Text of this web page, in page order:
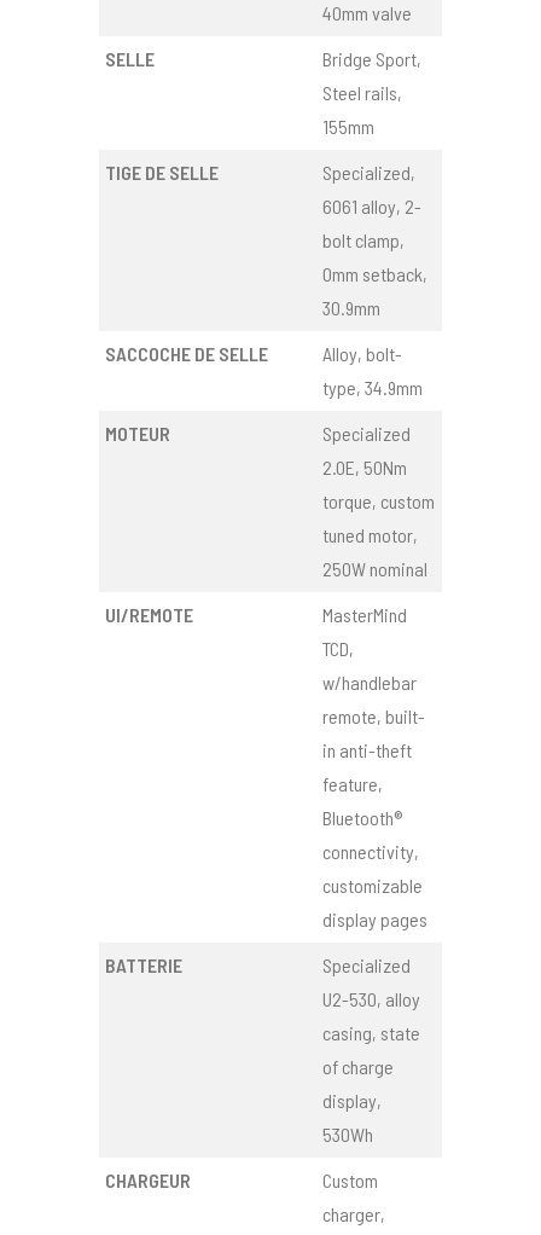
40mm valve
SELLE
Bridge Sport,
Steel rails,
155mm
TIGE DE SELLE
Specialized,
6061 alloy, 2-
bolt clamp,
0mm setback,
30.9mm
SACCOCHE DE SELLE
Alloy, bolt-
type, 34.9mm
MOTEUR
Specialized
2.0E, 50Nm
torque, custom
tuned motor,
250W nominal
UI/REMOTE
MasterMind
TCD,
w/handlebar
remote, built-
in anti-theft
feature,
Bluetooth®
connectivity,
customizable
display pages
BATTERIE
Specialized
U2-530, alloy
casing, state
of charge
display,
530Wh
CHARGEUR
Custom
charger,